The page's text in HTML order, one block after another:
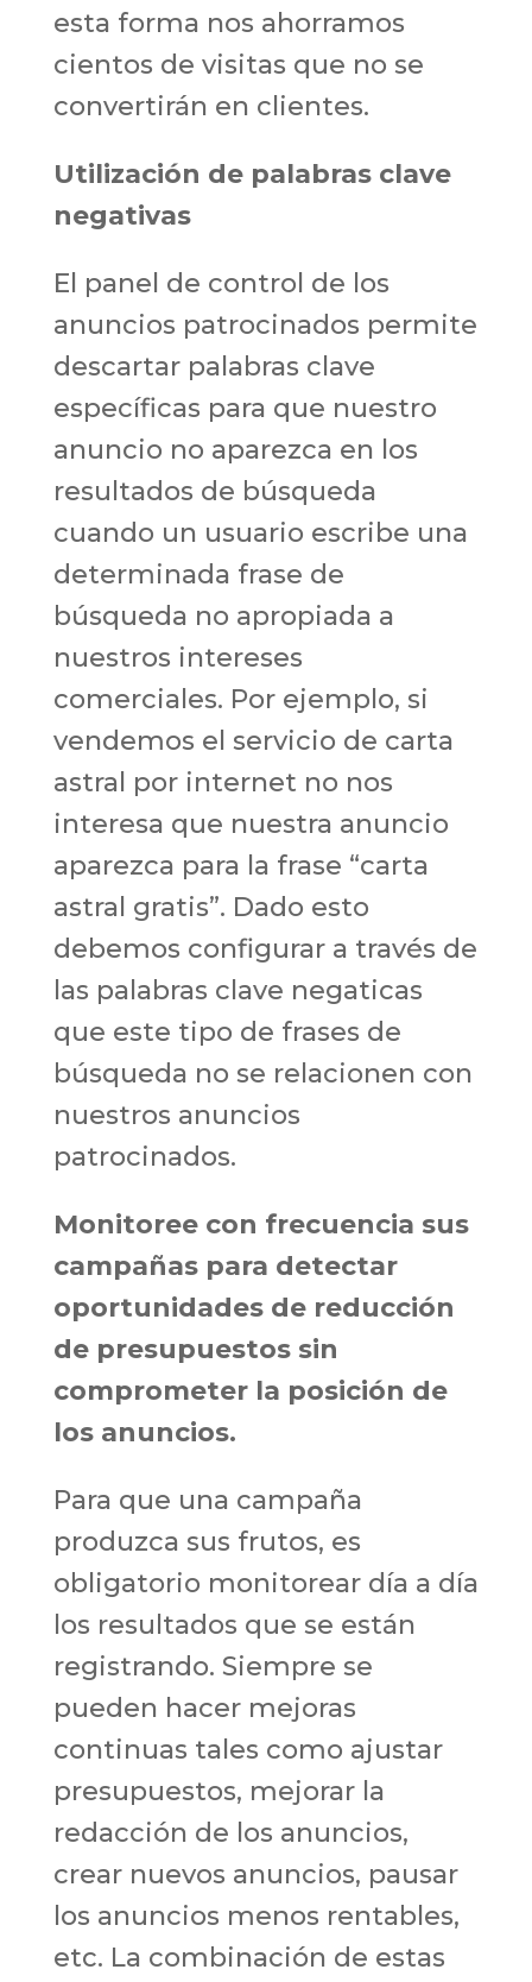
esta forma nos ahorramos
cientos de visitas que no se
convertirán en clientes.
Utilización de palabras clave
negativas
El panel de control de los
anuncios patrocinados permite
descartar palabras clave
específicas para que nuestro
anuncio no aparezca en los
resultados de búsqueda
cuando un usuario escribe una
determinada frase de
búsqueda no apropiada a
nuestros intereses
comerciales. Por ejemplo, si
vendemos el servicio de carta
astral por internet no nos
interesa que nuestra anuncio
aparezca para la frase “carta
astral gratis”. Dado esto
debemos configurar a través de
las palabras clave negaticas
que este tipo de frases de
búsqueda no se relacionen con
nuestros anuncios
patrocinados.
Monitoree con frecuencia sus
campañas para detectar
oportunidades de reducción
de presupuestos sin
comprometer la posición de
los anuncios.
Para que una campaña
produzca sus frutos, es
obligatorio monitorear día a día
los resultados que se están
registrando. Siempre se
pueden hacer mejoras
continuas tales como ajustar
presupuestos, mejorar la
redacción de los anuncios,
crear nuevos anuncios, pausar
los anuncios menos rentables,
etc. La combinación de estas